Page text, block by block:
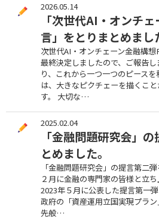
2026.05.14
「次世代AI・オンチ
言」をとりまとめまし
次世代AI・オンチェーン金融構
最終決定しましたので、ご報告
り、これから一つ一つのピース
は、大きなピクチェーを描くこ
す。 大切な…
2025.02.04
「金融問題研究会」
とめました。
「金融問題研究会」の提言第二
２月に金融の専門家の皆様と立
2023年５月に公表した提言第一
政府の「資産運用立国実現プラン
先般…